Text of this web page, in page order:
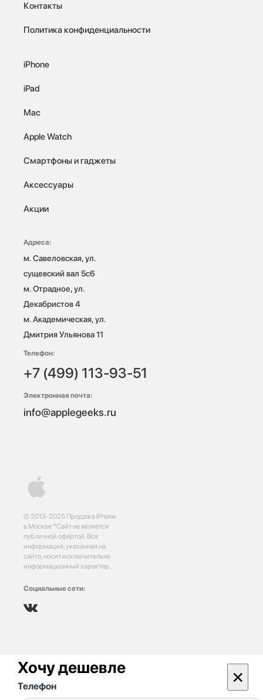
© 2013-2025 Продажа iPhone
в Москве *Сайт не является
публичной офертой. Вся
информация, указанная на
сайте, носит исключительно
информационный характер.
Социальные сети:
Контакты
Политика конфиденциальности
iPhone
iPad
Mac
Apple Watch
Смартфоны и гаджеты
Аксессуары
Акции
Адреса:
м. Савеловская, ул.
сущевский вал 5с6
м. Отрадное, ул.
Декабристов 4
м. Академическая, ул.
Дмитрия Ульянова 11
Телефон:
+7 (499) 113-93-51
Электронная почта:
info@applegeeks.ru
Хочу дешевле ×
Телефон